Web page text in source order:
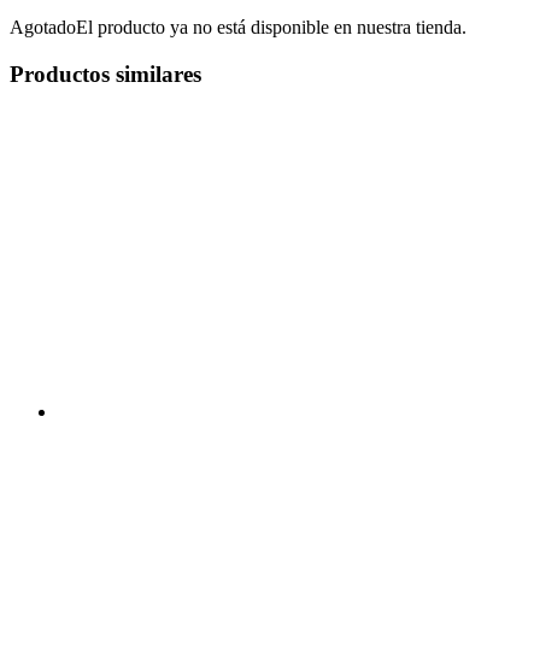
AgotadoEl producto ya no está disponible en nuestra tienda.
Productos similares